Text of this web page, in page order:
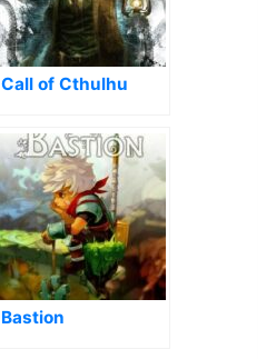
Call of Cthulhu
Bastion